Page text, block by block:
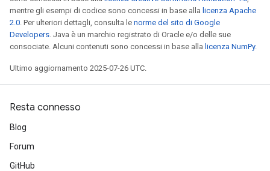
mentre gli esempi di codice sono concessi in base alla licenza Apache
2.0. Per ulteriori dettagli, consulta le norme del sito di Google
Developers. Java è un marchio registrato di Oracle e/o delle sue
consociate. Alcuni contenuti sono concessi in base alla licenza NumPy.
Ultimo aggiornamento 2025-07-26 UTC.
Resta connesso
Blog
Forum
GitHub